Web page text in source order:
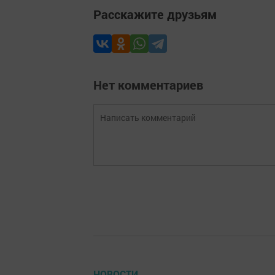
Расскажите друзьям
Нет комментариев